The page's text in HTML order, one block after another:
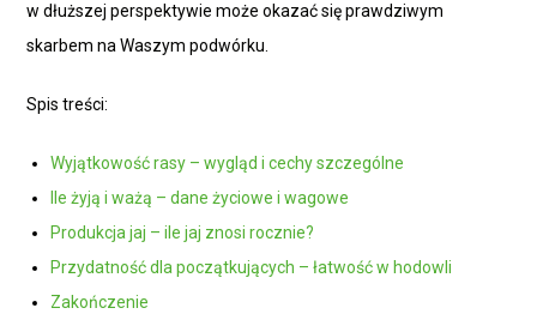
w dłuższej perspektywie może okazać się prawdziwym
skarbem na Waszym podwórku.
Spis treści:
Wyjątkowość rasy – wygląd i cechy szczególne
Ile żyją i ważą – dane życiowe i wagowe
Produkcja jaj – ile jaj znosi rocznie?
Przydatność dla początkujących – łatwość w hodowli
Zakończenie